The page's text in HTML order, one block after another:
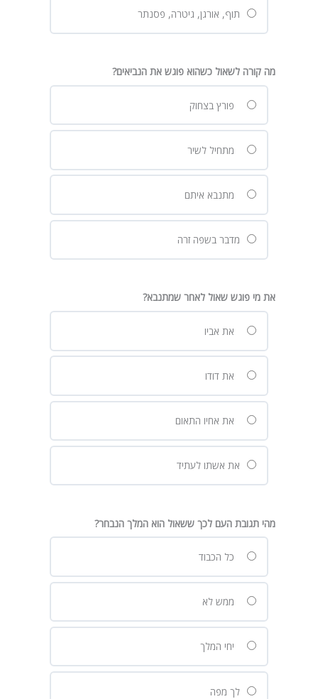
תוף, אורגן, גיטרה, פסנתר
מה קורה לשאול כשהוא פוגש את הנביאים?
פורץ בצחוק
מתחיל לשיר
מתנבא איתם
מדבר בשפה זרה
את מי פוגש שאול לאחר שמתנבא?
את אביו
את דודו
את אחיו התאום
את אשתו לעתיד
מהי תגובת העם לכך ששאול הוא המלך הנבחר?
כל הכבוד
ממש לא
יחי המלך
לך מפה